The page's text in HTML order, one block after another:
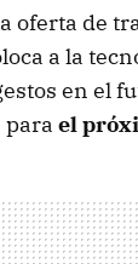
oferta de
a la
en el
el